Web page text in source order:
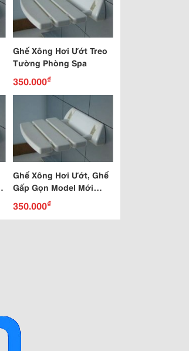
Ghế Xông Hơi Ướt Treo
Tường Phòng Spa
350.000₫
Ghế Xông Hơi Ướt, Ghế
Gấp Gọn Model Mới
Nhẩt Năm 2015 Bền Đẹp
Giá Rẻ
350.000₫